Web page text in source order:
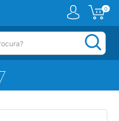
0